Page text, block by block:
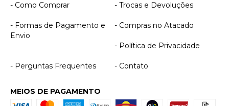
- Como Comprar
- Trocas e Devoluções
- Formas de Pagamento e
Envio
- Compras no Atacado
- Política de Privacidade
- Perguntas Frequentes - Contato
MEIOS DE PAGAMENTO